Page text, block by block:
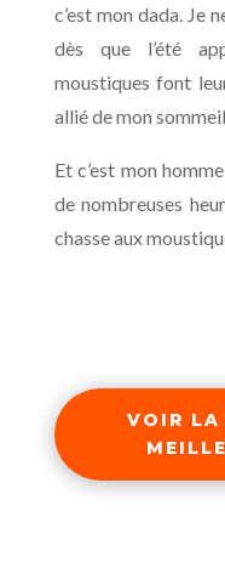
c’est mon dada. Je
dès que l’été
moustiques font
allié de mon
Et c’est mon
de nombreuses
chasse aux
VOIR LA